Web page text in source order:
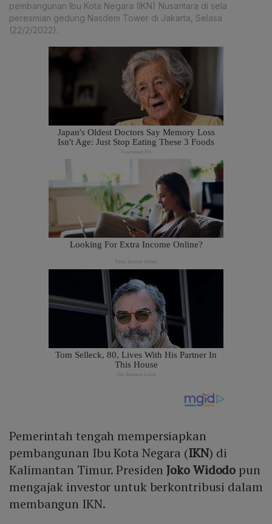
pembangunan Ibu Kota Negara (IKN) Nusantara di sela
peresmian gedung Nasdem Tower di Jakarta, Selasa
(22/2/2022).
Pemerintah tengah mempersiapkan
pembangunan Ibu Kota Negara (IKN) di
Kalimantan Timur. PresidenJoko Widodo pun
mengajak investor untuk berkontribusi dalam
membangun IKN.